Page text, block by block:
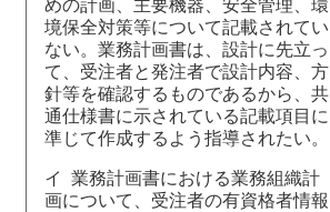
めの計画、主要機器、安全管理、環
境保全対策等について記載されてい
ない。業務計画書は、設計に先立っ
て、受注者と発注者で設計内容、方
針等を確認するものであるから、共
通仕様書に示されている記載項目に
準じて作成するよう指導されたい。
イ 業務計画書における業務組織計
画について、受注者の有資格者情報